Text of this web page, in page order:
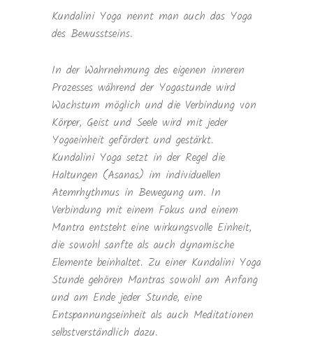
Kundalini Yoga nennt man auch das Yoga
des Bewusstseins.
In der Wahrnehmung des eigenen inneren
Prozesses während der Yogastunde wird
Wachstum möglich und die Verbindung von
Körper, Geist und Seele wird mit jeder
Yogaeinheit gefördert und gestärkt.
Kundalini Yoga setzt in der Regel die
Haltungen (Asanas) im individuellen
Atemrhythmus in Bewegung um. In
Verbindung mit einem Fokus und einem
Mantra entsteht eine wirkungsvolle Einheit,
die sowohl sanfte als auch dynamische
Elemente beinhaltet. Zu einer Kundalini Yoga
Stunde gehören Mantras sowohl am Anfang
und am Ende jeder Stunde, eine
Entspannungseinheit als auch Meditationen
selbstverständlich dazu.